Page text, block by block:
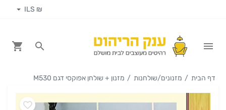
₪ ILS
דף הבית מזנונים/שולחנות מזנון + שולחן אפוקסי דגם M530